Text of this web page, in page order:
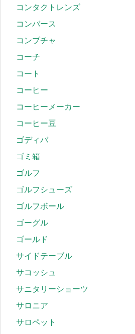
コンタクトレンズ
コンバース
コンブチャ
コーチ
コート
コーヒー
コーヒーメーカー
コーヒー豆
ゴディバ
ゴミ箱
ゴルフ
ゴルフシューズ
ゴルフボール
ゴーグル
ゴールド
サイドテーブル
サコッシュ
サニタリーショーツ
サロニア
サロペット